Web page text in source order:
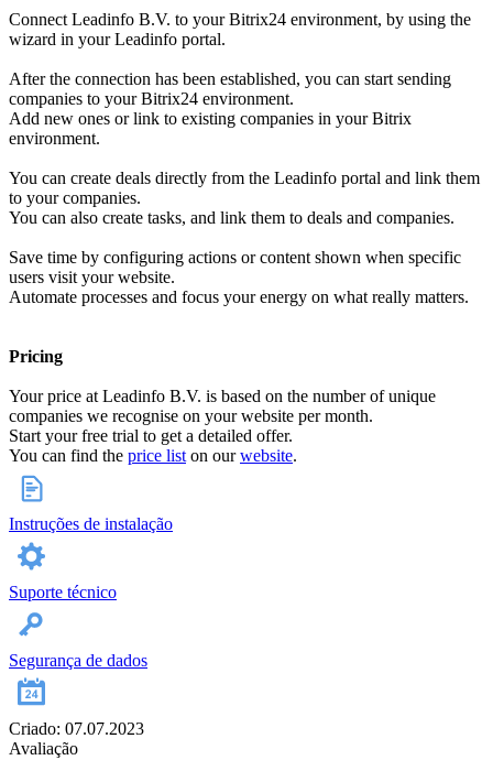
Connect Leadinfo B.V. to your Bitrix24 environment, by using the
wizard in your Leadinfo portal.
After the connection has been established, you can start sending
companies to your Bitrix24 environment.
Add new ones or link to existing companies in your Bitrix
environment.
You can create deals directly from the Leadinfo portal and link them
to your companies.
You can also create tasks, and link them to deals and companies.
Save time by configuring actions or content shown when specific
users visit your website.
Automate processes and focus your energy on what really matters.
Pricing
Your price at Leadinfo B.V. is based on the number of unique
companies we recognise on your website per month.
Start your free trial to get a detailed offer.
You can find the price liston ourwebsite.
Instruções de instalação
Suporte técnico
Segurança de dados
Criado: 07.07.2023
Avaliação